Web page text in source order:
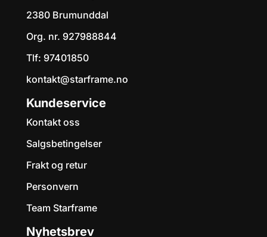
2380 Brumunddal
Org. nr. 927988844
Tlf: 97401850
kontakt@starframe.no
Kundeservice
Kontakt oss
Salgsbetingelser
Frakt og retur
Personvern
Team Starframe
Nyhetsbrev